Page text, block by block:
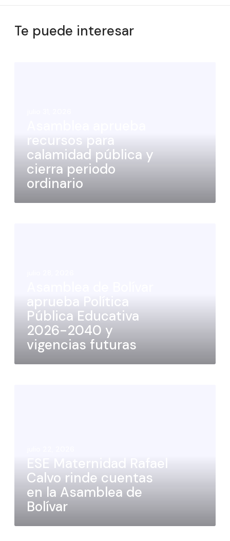
Te puede interesar
recursos para
calamidad pública y
cierra periodo
ordinario
aprueba Política
Pública Educativa
2026-2040 y
vigencias futuras
ESE Maternidad Rafael
Calvo rinde cuentas
en la Asamblea de
Bolívar